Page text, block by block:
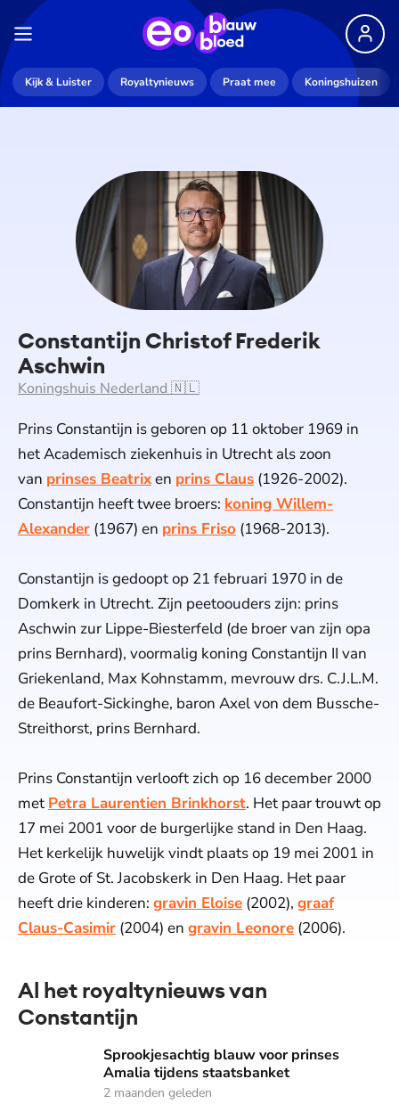
Kijk & Luister Royaltynieuws Praat mee Koningshuizen
Constantijn Christof Frederik
Aschwin
Koningshuis Nederland 🇳🇱
Prins Constantijn is geboren op 11 oktober 1969 in
het Academisch ziekenhuis in Utrecht als zoon
van prinses Beatrixen prins Claus (1926-2002).
Constantijn heeft twee broers: koning Willem-
Alexander (1967) en prins Friso (1968-2013).
Constantijn is gedoopt op 21 februari 1970 in de
Domkerk in Utrecht. Zijn peetoouders zijn: prins
Aschwin zur Lippe-Biesterfeld (de broer van zijn opa
prins Bernhard), voormalig koning Constantijn II van
Griekenland, Max Kohnstamm, mevrouw drs. C.J.L.M.
de Beaufort-Sickinghe, baron Axel von dem Bussche-
Streithorst, prins Bernhard.
Prins Constantijn verlooft zich op 16 december 2000
met Petra Laurentien Brinkhorst. Het paar trouwt op
17 mei 2001 voor de burgerlijke stand in Den Haag.
Het kerkelijk huwelijk vindt plaats op 19 mei 2001 in
de Grote of St. Jacobskerk in Den Haag. Het paar
heeft drie kinderen: gravin Eloise (2002), graaf
Claus-Casimir (2004) en gravin Leonore (2006).
Al het royaltynieuws van
Constantijn
Sprookjesachtig blauw voor prinses Amalia tijdens
Sprookjesachtig blauw voor prinses
Amalia tijdens staatsbanket
2 maanden geleden